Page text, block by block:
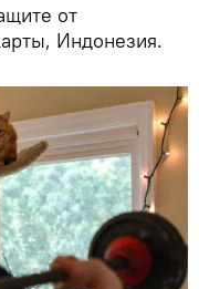
от
Индонезия.